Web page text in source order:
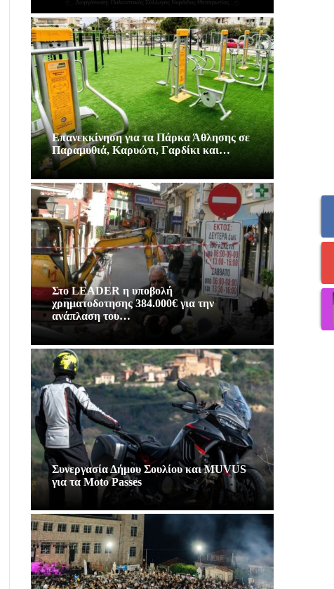
Επανεκκίνηση για τα Πάρκα Άθλησης σε
Παραμυθιά, Καρυώτι, Γαρδίκι και…
Στο LEADER η υποβολή
χρηματοδοτησης 384.000€ για την
ανάπλαση του…
Συνεργασία Δήμου Σουλίου και MUVUS
για τα Moto Passes